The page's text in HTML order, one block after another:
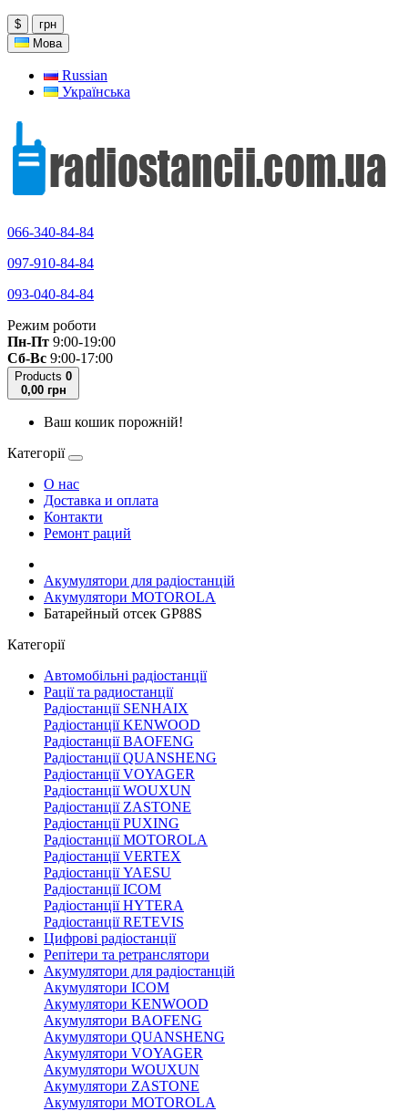
$
грн
Мова
Russian
Українська
066-340-84-84
097-910-84-84
093-040-84-84
Режим роботи
Пн-Пт 9:00-19:00
Сб-Вс 9:00-17:00
Products 0
0,00 грн
Ваш кошик порожній!
Категорії
О нас
Доставка и оплата
Контакти
Ремонт раций
Акумулятори для радіостанцій
Акумулятори MOTOROLA
Батарейный отсек GP88S
Категорії
Автомобільні радіостанції
Рації та радиостанції
Радіостанції SENHAIX
Радіостанції KENWOOD
Радіостанції BAOFENG
Радіостанції QUANSHENG
Радіостанції VOYAGER
Радіостанції WOUXUN
Радіостанції ZASTONE
Радіостанції PUXING
Радіостанції MOTOROLA
Радіостанції VERTEX
Радіостанції YAESU
Радіостанції ICOM
Радіостанції HYTERA
Радіостанції RETEVIS
Цифрові радіостанції
Репітери та ретранслятори
Акумулятори для радіостанцій
Акумулятори ICOM
Акумулятори KENWOOD
Акумулятори BAOFENG
Акумулятори QUANSHENG
Акумулятори VOYAGER
Акумулятори WOUXUN
Акумулятори ZASTONE
Акумулятори MOTOROLA